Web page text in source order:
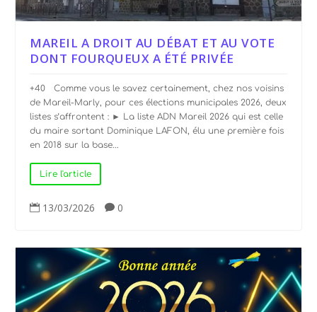
MAREIL A DROIT AU DÉBAT ET AU VOTE
DONT FOURQUEUX A ÉTÉ PRIVÉE
+40 Comme vous le savez certainement, chez nos voisins
de Mareil-Marly, pour ces élections municipales 2026, deux
listes s’affrontent : ► La liste ADN Mareil 2026 qui est celle
du maire sortant Dominique LAFON, élu une première fois
en 2018 sur la base...
Lire l'article
 13/03/2026  0